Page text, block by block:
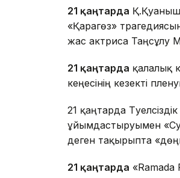
21 қаңтарда
«Қарагөз»
жас актриса Таңсұлу
21 қаңтарда қалалық
кеңесінің кезекті
21 қаңтарда
ұйымдастыруымен
деген тақырыпта
21 қаңтарда «Ramada